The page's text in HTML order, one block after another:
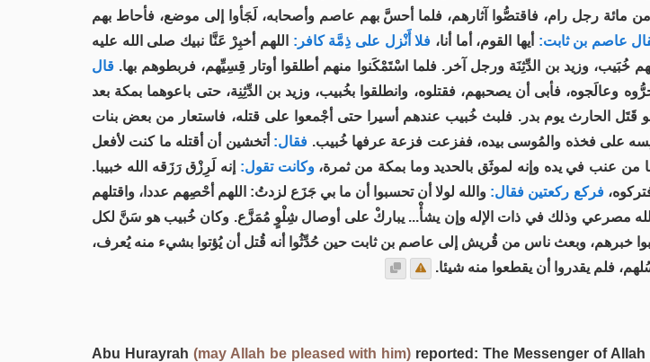
من مائة رجل رام، فاقتصُّوا آثارهم، فلما أحسَّ بهم عاصم وأصحابه، لَجَأوا إلى موضع، فأحاط بهم
عاصم بن ثابت: أيها القوم، أما أنا، فلا أَنْزل على ذِمَّة كافر: اللهم أخبِرْ عَنَّا نبيك صلى الله عليه
خُبَيب، وزيد بن الدِّثِنَة ورجل آخر. فلما اسْتَمْكَنوا منهم أطلقوا أوتار قِسِيِّهم، فربطوهم بها. قال
وعالَجوه، فأبى أن يصحبهم، فقتلوه، وانطلقوا بخُبيب، وزيد بن الدِّثِنِة، حتى باعوهما بمكة بعد
قَتَل الحارث يوم بدر. فلبث خُبيب عندهم أسيرا حتى أجْمعوا على قتله، فاستعار من بعض بنات
على فخذه والمُوسى بيده، ففزعت فزعة عرفها خُبيب. فقال: أتخشين أن أقتله ما كنت لأفعل
من عنب في يده وإنه لموثَق بالحديد وما بمكة من ثمرة، وكانت تقول: إنه لَرِزْق رَزَقه الله خبيبا.
فركع ركعتين فقال: والله لولا أن تحسبوا أن ما بي جَزَع لزدتُ: اللهم أحْصِهم عددا، واقتلهم
مصرعي وذلك في ذات الإله وإن يشأْ... يباركْ على أوصال شِلْوٍ مُمَزَّع. وكان خُبيب هو سَنَّ لكل
خبرهم، وبعث ناس من قُريش إلى عاصم بن ثابت حين حُدِّثُوا أنه قُتل أن يُؤتوا بشيء منه يُعرف،
فلم يقدروا أن يقطعوا منه شيئا.
Abu Hurayrah (may Allah be pleased with him) reported: The Messenger of Allah